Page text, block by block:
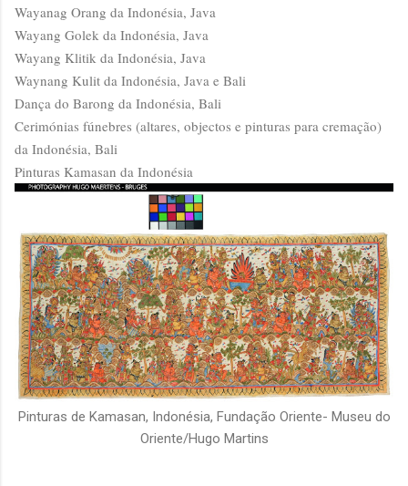
Wayanag Orang da Indonésia, Java
Wayang Golek da Indonésia, Java
Wayang Klitik da Indonésia, Java
Waynang Kulit da Indonésia, Java e Bali
Dança do Barong da Indonésia, Bali
Cerimónias fúnebres (altares, objectos e pinturas para cremação)
da Indonésia, Bali
Pinturas Kamasan da Indonésia
Pinturas de Kamasan, Indonésia, Fundação Oriente- Museu do
Oriente/Hugo Martins